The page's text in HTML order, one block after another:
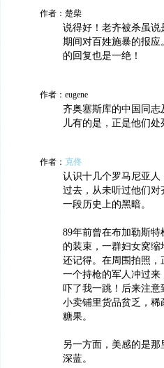
作者：楚柴
说得好！老齐被杀虽
期间对百姓施暴的报
的回复也是一绝！
作者：eugene
齐奥塞斯库的中国同志
儿有的是，正是他们
作者： 克佟
认识十几个罗马尼亚人
过去，从未听过他们
一段历史上的黑暗。
89年前曾在布加勒斯
的装束，一群妇女窝
还记得。在周围拍照
一个持枪的军人冲过来
吓了我一跳！后来注意
小卖铺里货品贫乏，
糖果。
另一方面，美感的是
深蓝。